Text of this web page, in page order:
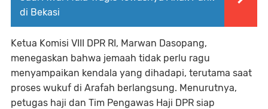
di Bekasi
Ketua Komisi VIII DPR RI, Marwan Dasopang,
menegaskan bahwa jemaah tidak perlu ragu
menyampaikan kendala yang dihadapi, terutama saat
proses wukuf di Arafah berlangsung. Menurutnya,
petugas haji dan Tim Pengawas Haji DPR siap